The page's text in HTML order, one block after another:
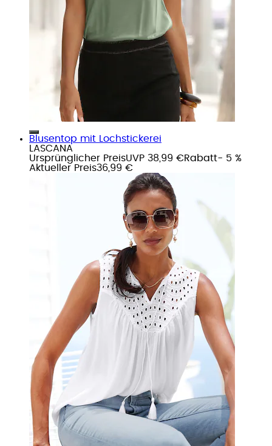
Blusentop mit Lochstickerei
LASCANA
Ursprünglicher PreisUVP 38,99 €Rabatt- 5 %
Aktueller Preis36,99 €